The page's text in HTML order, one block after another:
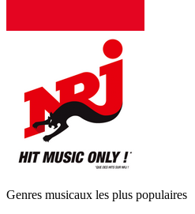
Genres musicaux les plus populaires